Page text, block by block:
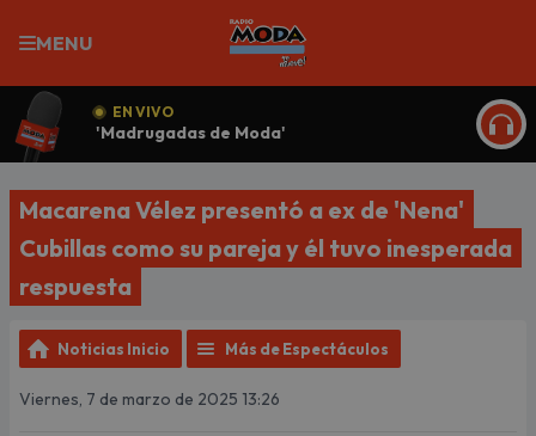
MENU
EN VIVO
'Madrugadas de Moda'
Macarena Vélez presentó a ex de 'Nena'
Cubillas como su pareja y él tuvo inesperada
respuesta
Noticias Inicio Más de Espectáculos
Viernes, 7 de marzo de 2025 13:26